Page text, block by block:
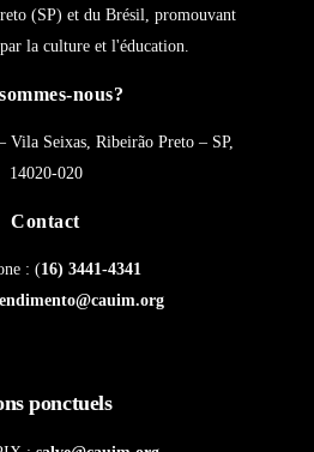
(SP) et du Brésil, promouvant
la culture et l'éducation.
nous?
Vila Seixas, Ribeirão Preto – SP,
14020-020
Contact
: (16) 3441-4341
ponctuels